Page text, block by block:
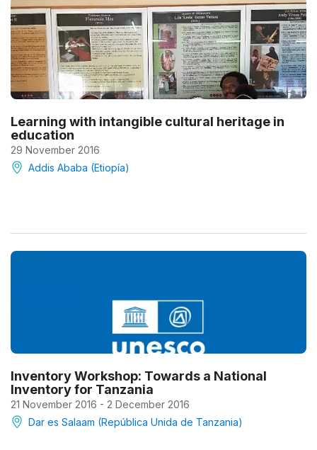
Learning with intangible cultural heritage in
education
29 November 2016
Addis Ababa (Etiopía)
Inventory Workshop: Towards a National
Inventory for Tanzania
21 November 2016 - 2 December 2016
Dar es Salaam (República Unida de Tanzania)